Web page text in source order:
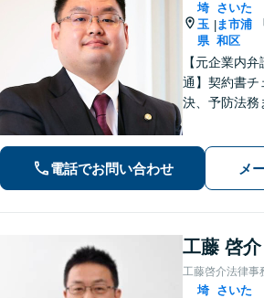
埼
玉
県
|
さいた
ま市浦
和区
【元企業内
通】契約書チ
決、予防法務
電話でお問い合わせ メ
工藤 啓介
工藤啓介法律事
埼 さいた